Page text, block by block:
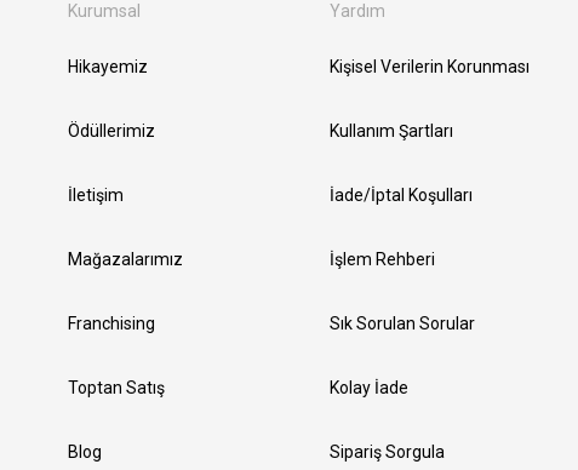
Kurumsal
Hikayemiz
Ödüllerimiz
İletişim
Mağazalarımız
Franchising
Toptan Satış
Blog
Yardım
Kişisel Verilerin Korunması
Kullanım Şartları
İade/İptal Koşulları
İşlem Rehberi
Sık Sorulan Sorular
Kolay İade
Sipariş Sorgula